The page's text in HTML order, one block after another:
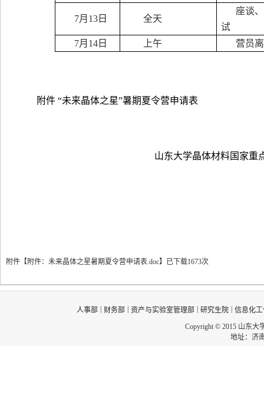
7月 13 日 全天
座谈
试
7月 14 日 上午 营员
附件 “未来晶体之星”暑期夏令营申请表
山东大学晶体材料国家重点
附件【 附件：未来晶体之星暑期夏令营申请表.doc】 已下载1673次
人事部 财务部 资产与实验室管理部 研究生院
信息化
Copyright © 2015 山东大
地址：济